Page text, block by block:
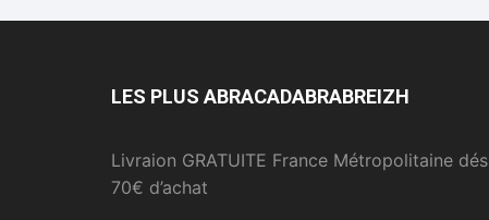
LES PLUS ABRACADABRABREIZH
Livraion GRATUITE France Métropolitaine dés
70€ d’achat